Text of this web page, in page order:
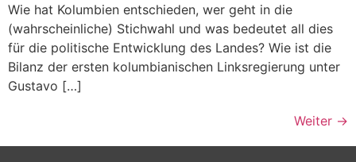
Wie hat Kolumbien entschieden, wer geht in die
(wahrscheinliche) Stichwahl und was bedeutet all dies
für die politische Entwicklung des Landes? Wie ist die
Bilanz der ersten kolumbianischen Linksregierung unter
Gustavo […]
Weiter →